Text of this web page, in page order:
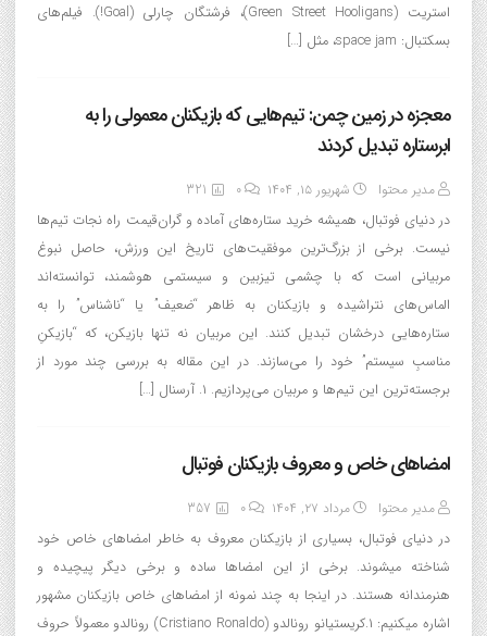
استریت (Green Street Hooligans)، فرشتگان چارلی (Goal!). فیلم‌های
بسکتبال: space jam، مثل […]
معجزه در زمین چمن: تیم‌هایی که بازیکنان معمولی را به
ابرستاره تبدیل کردند
مدیر محتوا شهریور ۱۵, ۱۴۰۴ 0
321
در دنیای فوتبال، همیشه خرید ستاره‌های آماده و گران‌قیمت راه نجات تیم‌ها
نیست. برخی از بزرگ‌ترین موفقیت‌های تاریخ این ورزش، حاصل نبوغ
مربیانی است که با چشمی تیزبین و سیستمی هوشمند، توانسته‌اند
الماس‌های نتراشیده و بازیکنان به ظاهر “ضعیف” یا “ناشناس” را به
ستاره‌هایی درخشان تبدیل کنند. این مربیان نه تنها بازیکن، که “بازیکنِ
مناسبِ سیستم” خود را می‌سازند. در این مقاله به بررسی چند مورد از
برجسته‌ترین این تیم‌ها و مربیان می‌پردازیم. ۱. آرسنال […]
امضاهای خاص و معروف بازیکنان فوتبال
مدیر محتوا مرداد ۲۷, ۱۴۰۴ 0
357
در دنیای فوتبال، بسیاری از بازیکنان معروف به خاطر امضاهای خاص خود
شناخته میشوند. برخی از این امضاها ساده و برخی دیگر پیچیده و
هنرمندانه هستند. در اینجا به چند نمونه از امضاهای خاص بازیکنان مشهور
اشاره میکنیم: ۱.کریستیانو رونالدو (Cristiano Ronaldo) رونالدو معمولاً حروف